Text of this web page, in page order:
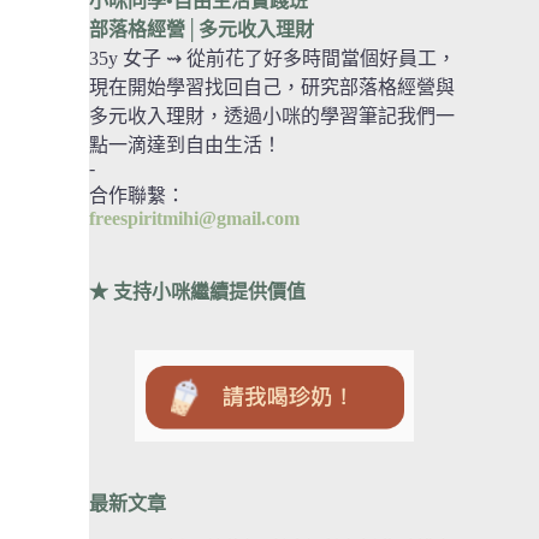
部落格經營 │多元收入理財
35y 女子 ⇝ 從前花了好多時間當個好員工，
現在開始學習找回自己，研究部落格經營與
多元收入理財，透過小咪的學習筆記我們一
點一滴達到自由生活！
-
合作聯繫：
freespiritmihi@gmail.com
★ 支持小咪繼續提供價值
最新文章